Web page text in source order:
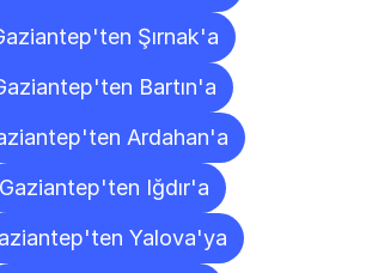
Şırnak'a
Bartın'a
Ardahan'a
Gaziantep'ten Iğdır'a
Yalova'ya